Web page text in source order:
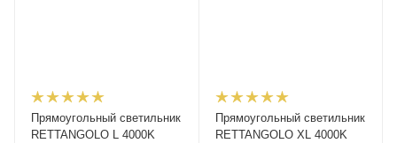
Прямоугольный светильник
RETTANGOLO L 4000K
Прямоугольный светильник
RETTANGOLO XL 4000K